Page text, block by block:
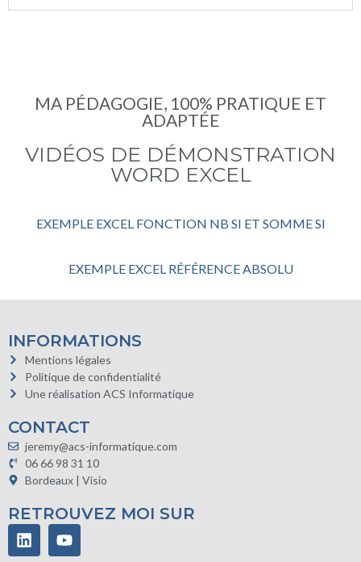
MA PÉDAGOGIE, 100% PRATIQUE ET
ADAPTÉE
VIDÉOS DE DÉMONSTRATION
WORD EXCEL
EXEMPLE EXCEL FONCTION NB SI ET SOMME SI
EXEMPLE EXCEL RÉFÉRENCE ABSOLU
INFORMATIONS
Mentions légales
Politique de confidentialité
Une réalisation ACS Informatique
CONTACT
jeremy@acs-informatique.com
06 66 98 31 10
Bordeaux | Visio
RETROUVEZ MOI SUR